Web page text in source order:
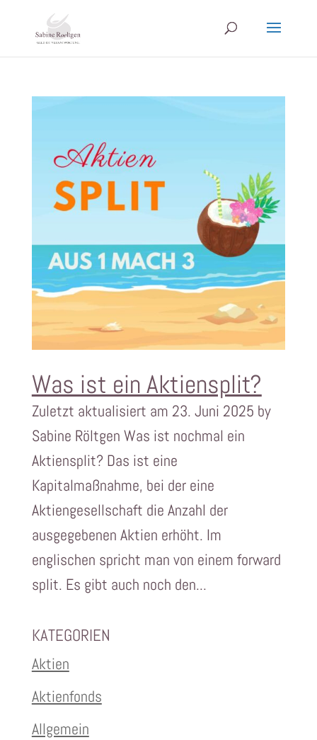
Was ist ein Aktiensplit?
Zuletzt aktualisiert am 23. Juni 2025 by
Sabine Röltgen Was ist nochmal ein
Aktiensplit? Das ist eine
Kapitalmaßnahme, bei der eine
Aktiengesellschaft die Anzahl der
ausgegebenen Aktien erhöht. Im
englischen spricht man von einem forward
split. Es gibt auch noch den...
KATEGORIEN
Aktien
Aktienfonds
Allgemein